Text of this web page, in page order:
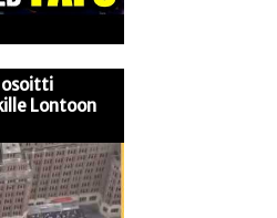
Lontoon